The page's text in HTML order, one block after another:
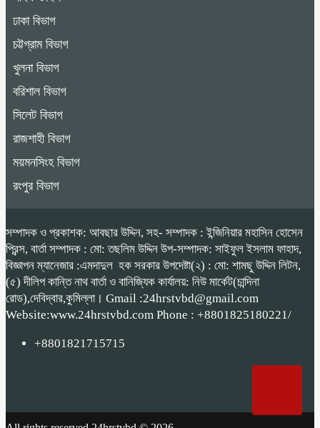
ঢাকা বিভাগ
চট্টগ্রাম বিভাগ
খুলনা বিভাগ
বরিশাল বিভাগ
সিলেট বিভাগ
রাজশাহী বিভাগ
ময়মনসিংহ বিভাগ
রংপুর বিভাগ
সম্পাদক ও প্রকাশক: আবছার উদ্দিন, সহ- সম্পাদক : ইন্জিনিয়ার মহাসিন হোসেন
প্রিন্স, বার্তা সম্পাদক : মো: তছলিম উদ্দিন উপ-সম্পাদক: সাইফুল ইসলাম ফাহাদ,
বিজ্ঞাপন ম্যানেজার :এমদাদুল হক সরকার উপদেষ্টা(২) : মো: শামছু উদ্দিন লিটন,
(৫) দীলিপ কান্তি নাথ বার্তা ও বানিজ্যিক কার্যালয়: নিউ মার্কেট(চান্দিনা
রোড),দেবিদ্বার,কুমিল্লা। Gmail :24hrstvbd@gmail.com
Website:www.24hrstvbd.com Phone : +8801825180221/
+8801821715715